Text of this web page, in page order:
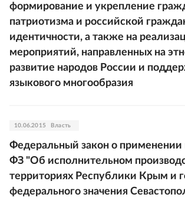
формирование и укрепление
патриотизма и российской
идентичности, а также на
мероприятий, направленных на
развитие народов России и
языкового многообразия
10.06.2015 Власть
Федеральный закон о
ФЗ "Об исполнительном
территориях Республики Крым и
федерального значения